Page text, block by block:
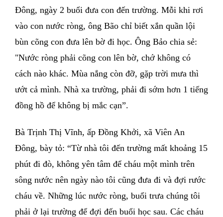
Ðông, ngày 2 buổi đưa con đến trường. Mỗi khi rơi
vào con nước ròng, ông Bão chỉ biết xắn quần lội
bùn cõng con đưa lên bờ đi học. Ông Bảo chia sẻ:
"Nước ròng phải cõng con lên bờ, chớ không có
cách nào khác. Mùa nắng còn đỡ, gặp trời mưa thì
ướt cả mình. Nhà xa trường, phải đi sớm hơn 1 tiếng
đồng hồ để không bị mắc cạn”.
Bà Trịnh Thị Vĩnh, ấp Ðồng Khởi, xã Viên An
Ðông, bày tỏ: “Từ nhà tôi đến trường mất khoảng 15
phút đi đò, không yên tâm để cháu một mình trên
sông nước nên ngày nào tôi cũng đưa đi và đợi rước
cháu về. Những lúc nước ròng, buổi trưa chúng tôi
phải ở lại trường để đợi đến buổi học sau. Các cháu